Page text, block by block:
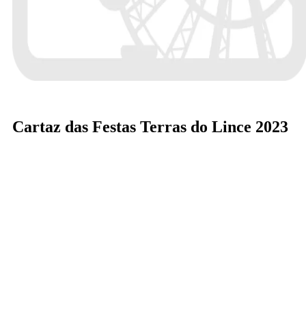
Cartaz das Festas Terras do Lince 2023